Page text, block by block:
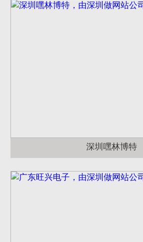
深圳嘿林博特